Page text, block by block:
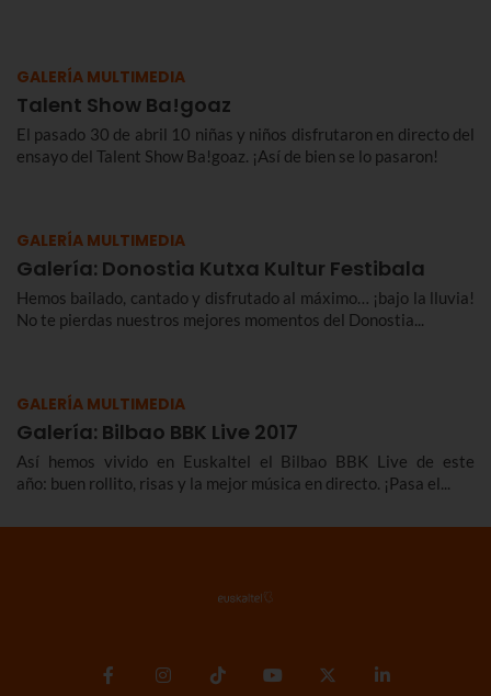
GALERÍA MULTIMEDIA
Talent Show Ba!goaz
El pasado 30 de abril 10 niñas y niños disfrutaron en directo del
ensayo del Talent Show Ba!goaz. ¡Así de bien se lo pasaron!
GALERÍA MULTIMEDIA
Galería: Donostia Kutxa Kultur Festibala
Hemos bailado, cantado y disfrutado al máximo… ¡bajo la lluvia!
No te pierdas nuestros mejores momentos del Donostia...
GALERÍA MULTIMEDIA
Galería: Bilbao BBK Live 2017
Así hemos vivido en Euskaltel el Bilbao BBK Live de este
año: buen rollito, risas y la mejor música en directo. ¡Pasa el...